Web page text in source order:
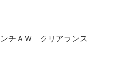
チＡＷ　クリアランス